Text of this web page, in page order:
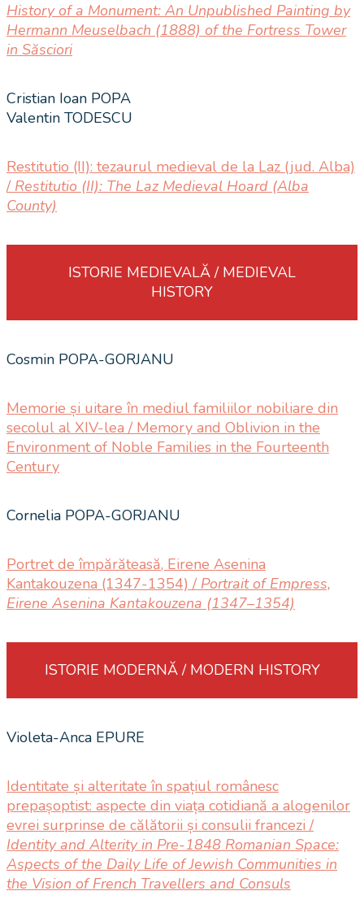
History of a Monument: An Unpublished Painting by
Hermann Meuselbach (1888) of the Fortress Tower
in Săsciori
Cristian Ioan POPA
Valentin TODESCU
Restitutio (II): tezaurul medieval de la Laz (jud. Alba)
/ Restitutio (II): The Laz Medieval Hoard (Alba
County)
ISTORIE MEDIEVALĂ / MEDIEVAL
HISTORY
Cosmin POPA-GORJANU
Memorie și uitare în mediul familiilor nobiliare din
secolul al XIV-lea / Memory and Oblivion in the
Environment of Noble Families in the Fourteenth
Century
Cornelia POPA-GORJANU
Portret de împărăteasă, Eirene Asenina
Kantakouzena (1347-1354) / Portrait of Empress,
Eirene Asenina Kantakouzena (1347–1354)
ISTORIE MODERNĂ / MODERN HISTORY
Violeta-Anca EPURE
Identitate și alteritate în spațiul românesc
prepașoptist: aspecte din viața cotidiană a alogenilor
evrei surprinse de călătorii și consulii francezi /
Identity and Alterity in Pre-1848 Romanian Space:
Aspects of the Daily Life of Jewish Communities in
the Vision of French Travellers and Consuls